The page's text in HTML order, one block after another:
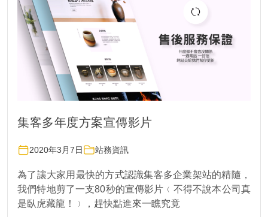
常見問題
促銷優惠
集客多年度方案宣傳影片
2020年3月7日 站務資訊
為了讓大家用最快的方式認識集客多企業架站的精隨，
我們特地剪了一支80秒的宣傳影片﹙不得不說本公司真
是臥虎藏龍！﹚，趕快點進來一瞧究竟